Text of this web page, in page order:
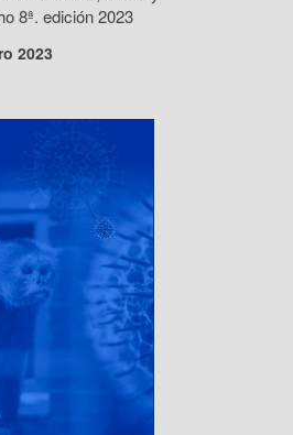
8ª. edición 2023
2023